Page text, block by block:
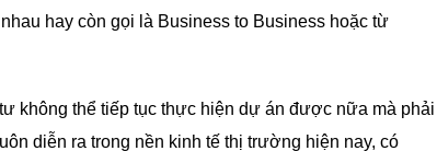
hay còn gọi là Business to Business hoặc từ
không thể tiếp tục thực hiện dự án được nữa mà phải
diễn ra trong nền kinh tế thị trường hiện nay, có